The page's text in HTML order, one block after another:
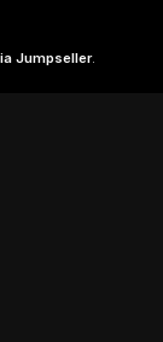
Jumpseller.